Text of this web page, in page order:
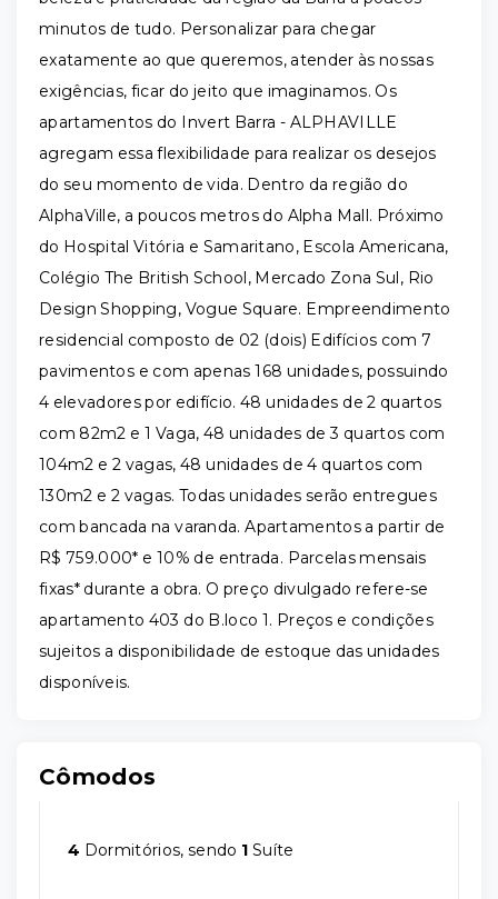
minutos de tudo. Personalizar para chegar
exatamente ao que queremos, atender às nossas
exigências, ficar do jeito que imaginamos. Os
apartamentos do Invert Barra - ALPHAVILLE
agregam essa flexibilidade para realizar os desejos
do seu momento de vida. Dentro da região do
AlphaVille, a poucos metros do Alpha Mall. Próximo
do Hospital Vitória e Samaritano, Escola Americana,
Colégio The British School, Mercado Zona Sul, Rio
Design Shopping, Vogue Square. Empreendimento
residencial composto de 02 (dois) Edifícios com 7
pavimentos e com apenas 168 unidades, possuindo
4 elevadores por edifício. 48 unidades de 2 quartos
com 82m2 e 1 Vaga, 48 unidades de 3 quartos com
104m2 e 2 vagas, 48 unidades de 4 quartos com
130m2 e 2 vagas. Todas unidades serão entregues
com bancada na varanda. Apartamentos a partir de
R$ 759.000* e 10% de entrada. Parcelas mensais
fixas* durante a obra. O preço divulgado refere-se
apartamento 403 do B.loco 1. Preços e condições
sujeitos a disponibilidade de estoque das unidades
disponíveis.
Cômodos
4 Dormitórios, sendo 1 Suíte